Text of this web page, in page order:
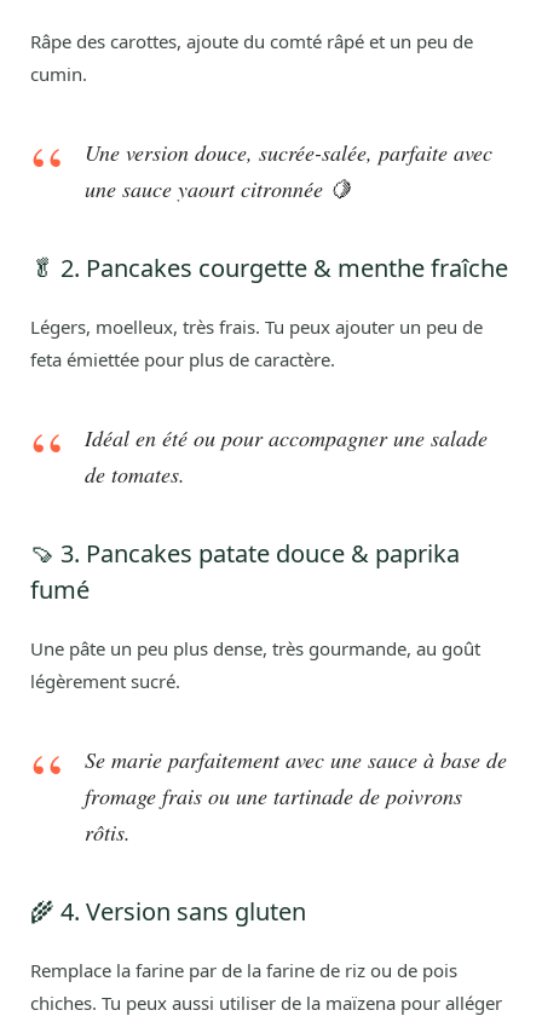
Râpe des carottes, ajoute du comté râpé et un peu de
cumin.
Une version douce, sucrée-salée, parfaite avec
une sauce yaourt citronnée 🍋
🥬 2. Pancakes courgette & menthe fraîche
Légers, moelleux, très frais. Tu peux ajouter un peu de
feta émiettée pour plus de caractère.
Idéal en été ou pour accompagner une salade
de tomates.
🍠 3. Pancakes patate douce & paprika
fumé
Une pâte un peu plus dense, très gourmande, au goût
légèrement sucré.
Se marie parfaitement avec une sauce à base de
fromage frais ou une tartinade de poivrons
rôtis.
🌾 4. Version sans gluten
Remplace la farine par de la farine de riz ou de pois
chiches. Tu peux aussi utiliser de la maïzena pour alléger